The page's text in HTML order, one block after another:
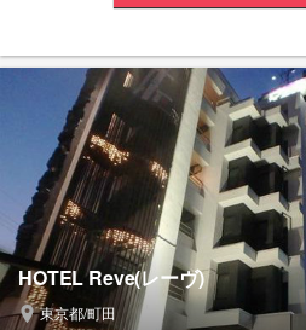
HOTEL Reve(レーヴ)
東京都/町田